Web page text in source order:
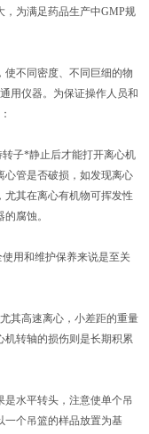
，为满足药品生产中GMP规
使不同密度、不同巨细的物
用仪器。为保证操作人员和
子*静止后才能打开离心机
心管是否破损，如发现离心
其在离心有机物可挥发性
腐蚀。
用和维护保养来说是至关
其高速离心，小差距的重量
转轴的损伤则是长期积累
水平转头，注意使单个吊
一个吊篮的样品放置为基